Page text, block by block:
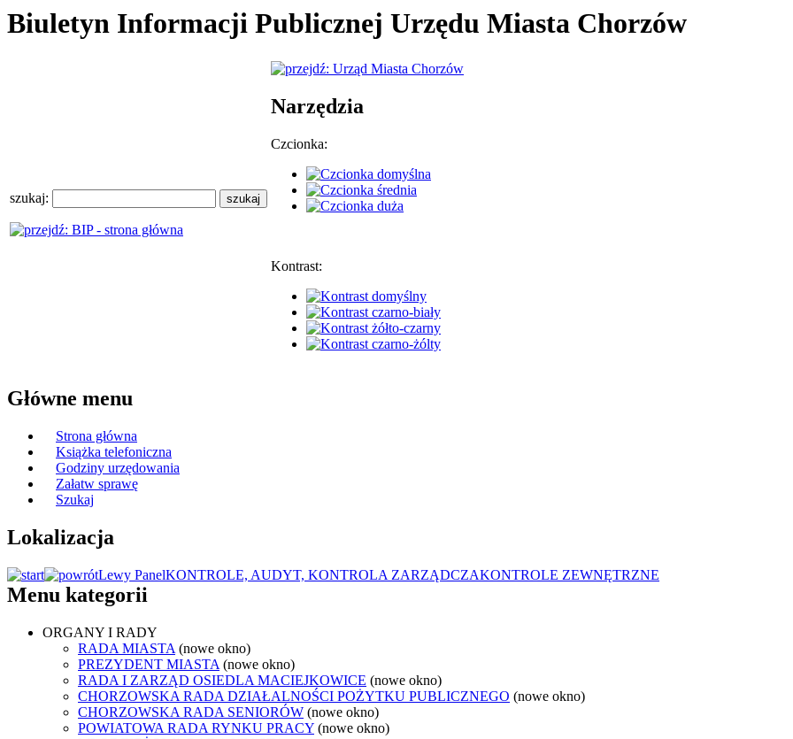
Biuletyn Informacji Publicznej Urzędu Miasta Chorzów
szukaj:
Narzędzia
Czcionka:
Kontrast:
Główne menu
Strona główna
Książka telefoniczna
Godziny urzędowania
Załatw sprawę
Szukaj
Lokalizacja
Lewy PanelKONTROLE, AUDYT, KONTROLA ZARZĄDCZAKONTROLE ZEWNĘTRZNE
Menu kategorii
ORGANY I RADY
RADA MIASTA (nowe okno)
PREZYDENT MIASTA (nowe okno)
RADA I ZARZĄD OSIEDLA MACIEJKOWICE (nowe okno)
CHORZOWSKA RADA DZIAŁALNOŚCI POŻYTKU PUBLICZNEGO (nowe okno)
CHORZOWSKA RADA SENIORÓW (nowe okno)
POWIATOWA RADA RYNKU PRACY (nowe okno)